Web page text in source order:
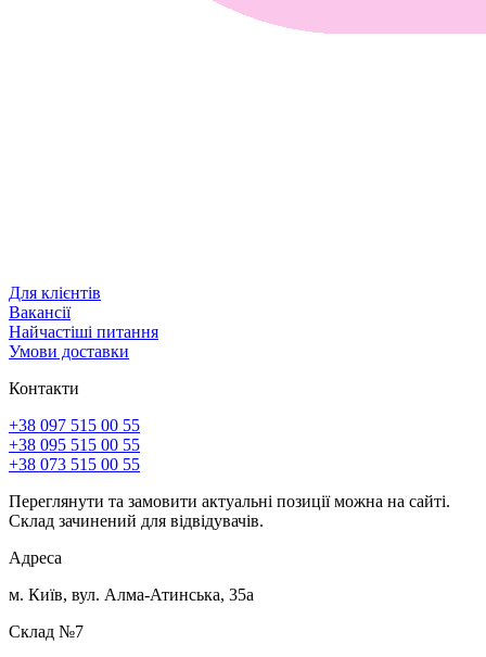
Для клієнтів
Вакансії
Найчастіші питання
Умови доставки
Контакти
+38 097 515 00 55
+38 095 515 00 55
+38 073 515 00 55
Переглянути та замовити актуальні позиції можна на сайті.
Склад зачинений для відвідувачів.
Адреса
м. Київ, вул. Алма-Атинська, 35а
Склад №7